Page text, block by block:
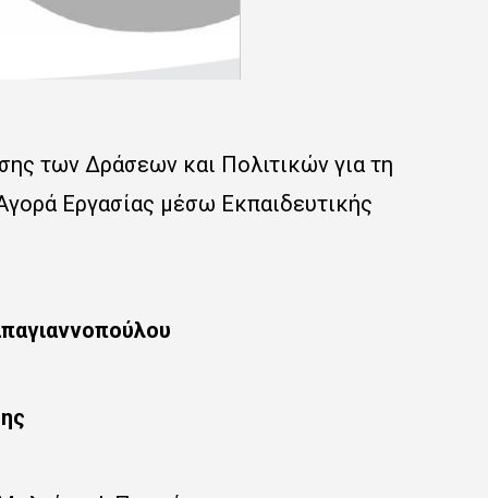
των Δράσεων και Πολιτικών για τη
Εργασίας μέσω Εκπαιδευτικής